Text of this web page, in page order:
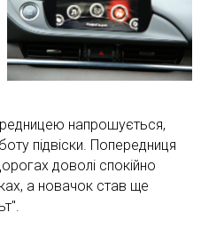
напрошується,
підвіски. Попередниця
доволі спокійно
а новачок став ще